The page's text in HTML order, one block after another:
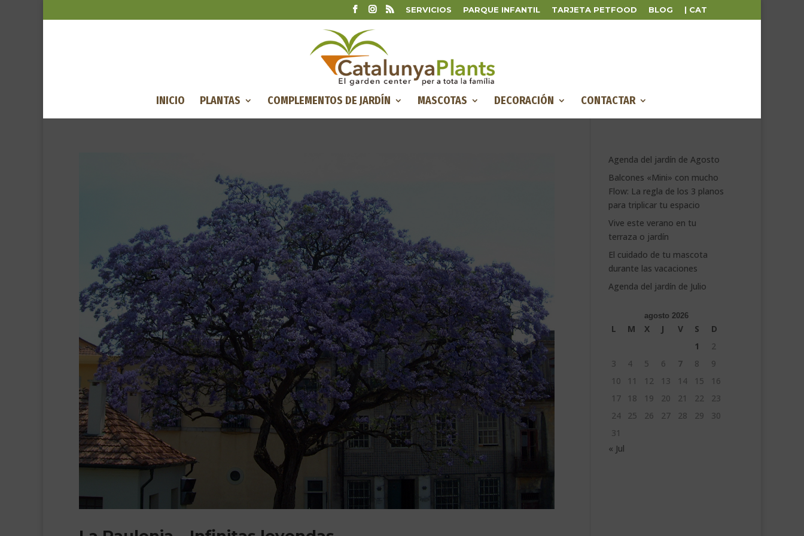
SERVICIOS PARQUE INFANTIL TARJETA PETFOOD BLOG | CAT
INICIO PLANTAS COMPLEMENTOS DE JARDÍN MASCOTAS DECORACIÓN CONTACTAR
Agenda del jardín de Agosto
Balcones «Mini» con mucho
Flow: La regla de los 3 planos
para triplicar tu espacio
Vive este verano en tu
terraza o jardín
El cuidado de tu mascota
durante las vacaciones
Agenda del jardín de Julio
agosto 2026
L M X J V S
D
1
2
3
4 5 6 7 8
9
10
11 12 13 14 15
16
17
18 19 20 21 22
23
24
25 26 27 28 29
30
31
« Jul